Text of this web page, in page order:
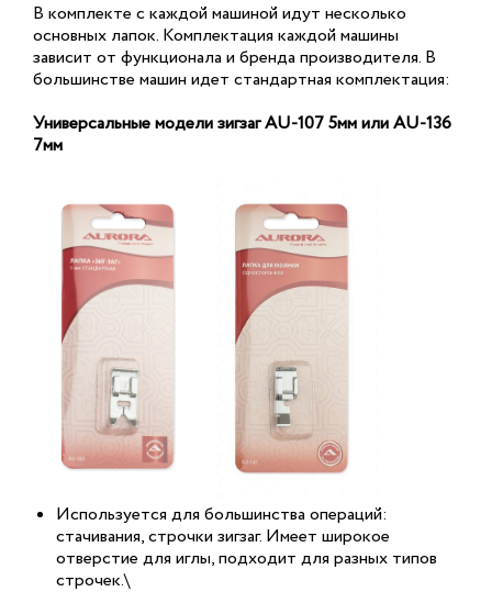
В комплекте с каждой машиной идут несколько
основных лапок. Комплектация каждой машины
зависит от функционала и бренда производителя. В
большинстве машин идет стандартная комплектация:
Универсальные модели зигзаг AU-107 5мм или AU-136
7мм
Используется для большинства операций:
стачивания, строчки зигзаг. Имеет широкое
отверстие для иглы, подходит для разных типов
строчек.\